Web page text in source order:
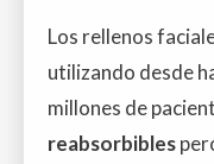
Los rellenos
utilizando desde
millones de
reabsorbibles